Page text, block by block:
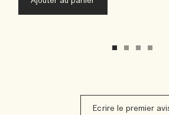
Ecrire le premier